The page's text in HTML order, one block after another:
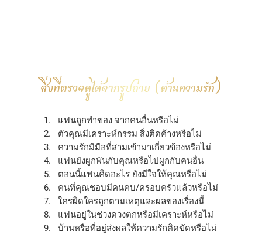
สิ่งที่ตรวจดูได้จากรูปถ่าย (ด้านความรัก)
แฟนถูกทำของ จากคนอื่นหรือไม่
ตัวคุณมีเคราะห์กรรม สิ่งติดค้างหรือไม่
ความรักมีมือที่สามเข้ามาเกี่ยวข้องหรือไม่
แฟนยังผูกพันกับคุณหรือไปผูกกับคนอื่น
ตอนนี้แฟนคิดอะไร ยังมีใจให้คุณหรือไม่
คนที่คุณชอบมีคนคบ/ครอบครัวแล้วหรือไม่
ใครผิดใครถูกตามเหตุและผลของเรื่องนี้
แฟนอยู่ในช่วงดวงตกหรือมีเคราะห์หรือไม่
บ้านหรือที่อยู่ส่งผลให้ความรักติดขัดหรือไม่